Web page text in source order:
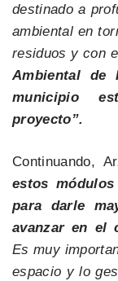
destinado a
ambiental en
residuos y con
Ambiental de
municipio
proyecto”.
Continuando,
estos
para darle
avanzar en el
Es muy
espacio y lo